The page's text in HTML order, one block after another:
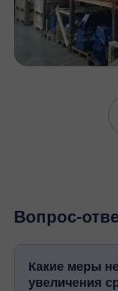
Вопрос-
Какие меры
увеличения